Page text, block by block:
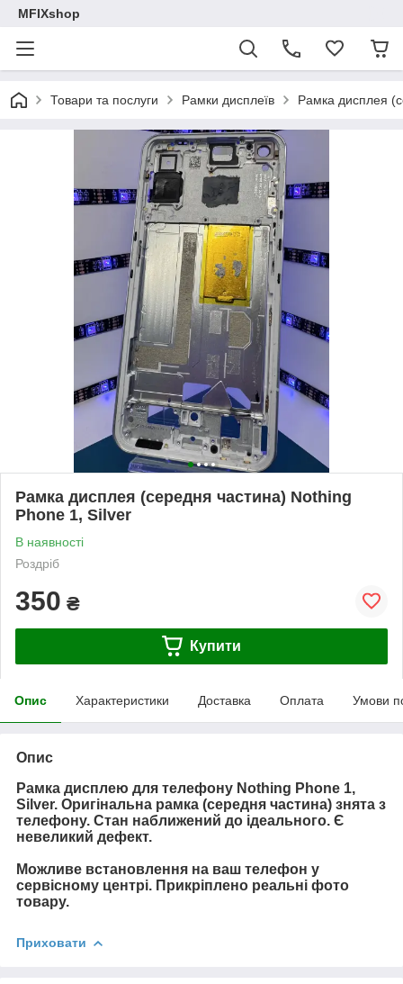
MFIXshop
Товари та послуги Рамки дисплеїв Рамка дисплея
Рамка дисплея (середня частина) Nothing
Phone 1, Silver
В наявності
Роздріб
350 ₴
Купити
Опис Характеристики Доставка Оплата Умови
Опис
Рамка дисплею для телефону Nothing Phone 1,
Silver. Оригінальна рамка (середня частина) знята з
телефону. Стан наближений до ідеального. Є
невеликий дефект.
Можливе встановлення на ваш телефон у
сервісному центрі. Прикріплено реальні фото
товару.
Приховати